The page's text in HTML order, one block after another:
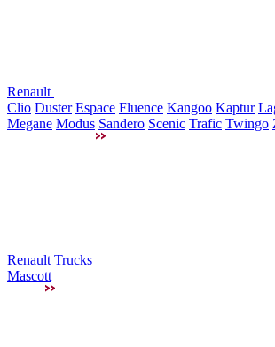
Renault
Clio Duster Espace Fluence Kangoo Kaptur
Megane Modus Sandero Scenic Trafic Twingo
Renault Trucks
Mascott